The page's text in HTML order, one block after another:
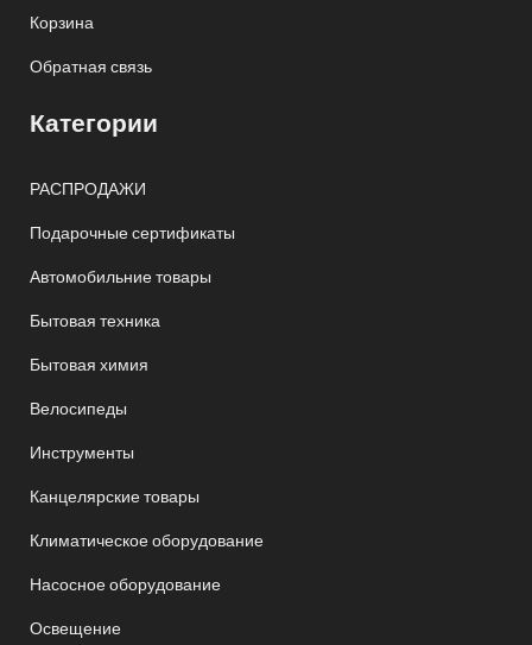
Корзина
Обратная связь
Категории
РАСПРОДАЖИ
Подарочные сертификаты
Автомобильние товары
Бытовая техника
Бытовая химия
Велосипеды
Инструменты
Канцелярские товары
Климатическое оборудование
Насосное оборудование
Освещение